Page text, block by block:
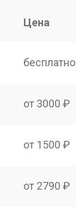
Цена
бесплатно
от 3000 ₽
от 1500 ₽
от 2790 ₽